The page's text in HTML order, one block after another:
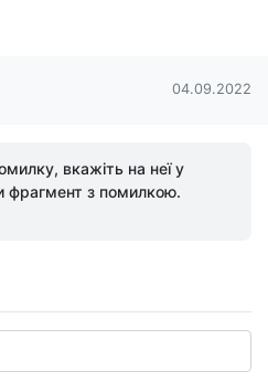
04.09.2022
вкажіть на неї у
фрагмент з помилкою.